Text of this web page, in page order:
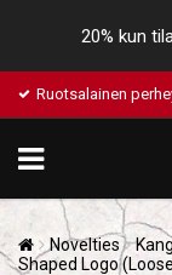
20% kun
Ruotsalainen
Novelties
Shaped Logo